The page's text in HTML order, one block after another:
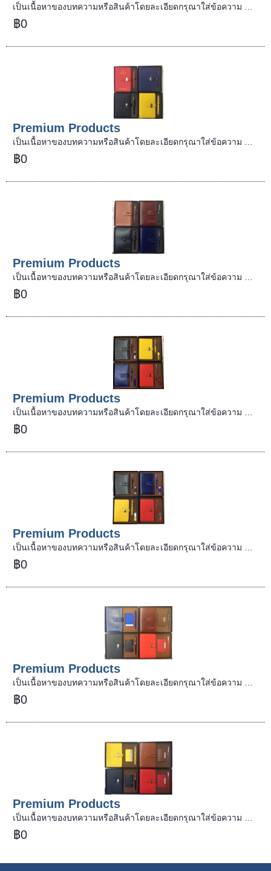
เป็นเนื้อหาของบทความหรือสินค้าโดยละเอียดกรุณาใส่ข้อความ …
฿0
Premium Products
เป็นเนื้อหาของบทความหรือสินค้าโดยละเอียดกรุณาใส่ข้อความ …
฿0
Premium Products
เป็นเนื้อหาของบทความหรือสินค้าโดยละเอียดกรุณาใส่ข้อความ …
฿0
Premium Products
เป็นเนื้อหาของบทความหรือสินค้าโดยละเอียดกรุณาใส่ข้อความ …
฿0
Premium Products
เป็นเนื้อหาของบทความหรือสินค้าโดยละเอียดกรุณาใส่ข้อความ …
฿0
Premium Products
เป็นเนื้อหาของบทความหรือสินค้าโดยละเอียดกรุณาใส่ข้อความ …
฿0
Premium Products
เป็นเนื้อหาของบทความหรือสินค้าโดยละเอียดกรุณาใส่ข้อความ …
฿0